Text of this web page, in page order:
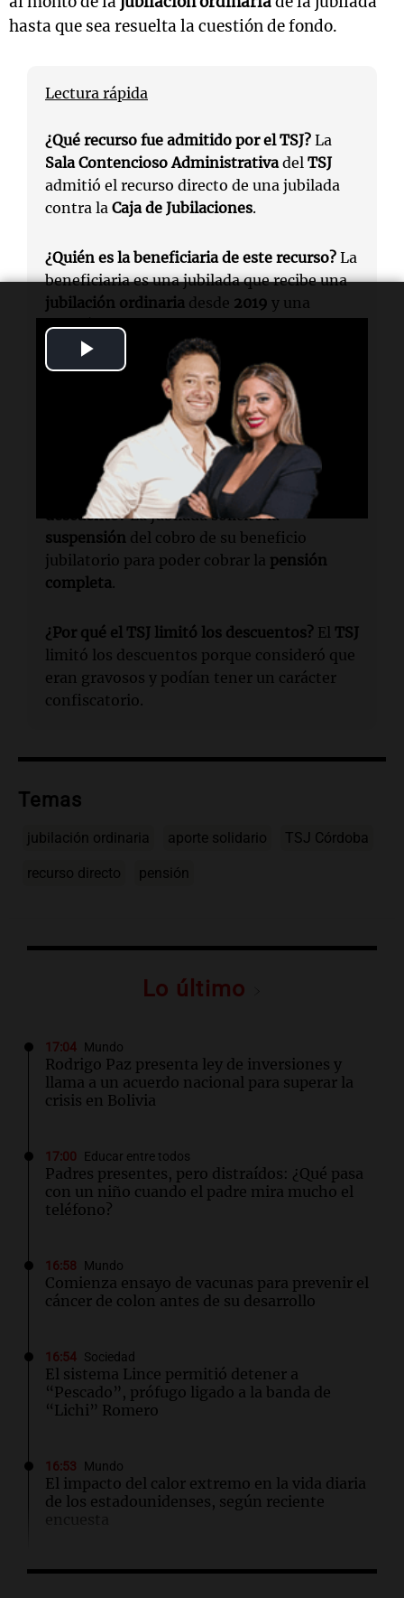
Video
hasta que sea resuelta la cuestión de fondo.
Lectura rápida
¿Qué recurso fue admitido por el TSJ? La
Sala Contencioso Administrativadel TSJ
admitió el recurso directo de una jubilada
contra la Caja de Jubilaciones.
¿Quién es la beneficiaria de este recurso? La
beneficiaria es una jubilada que recibe una
jubilación ordinaria desde 2019 y una
pensióndesde
¿Cuándo se aplicó el descuento del aporte
El descuento delaporte solidario
se aplicó sobre la suma total de los
beneficios de la jubilada.
¿Cómo reaccionó la jubilada ante el
descuento?La jubilada solicitó la
suspensión del cobro de su beneficio
jubilatorio para poder cobrar la pensión
completa.
¿Por qué el TSJ limitó los descuentos? El TSJ
limitó los descuentos porque consideró que
eran gravosos y podían tener un carácter
confiscatorio.
Temas
jubilación ordinaria aporte solidario TSJ Córdoba
recurso directo pensión
Lo último
17:04 Mundo
Rodrigo Paz presenta ley de inversiones y
llama a un acuerdo nacional para superar la
crisis en Bolivia
17:00 Educar entre todos
Padres presentes, pero distraídos: ¿Qué pasa
con un niño cuando el padre mira mucho el
teléfono?
16:58 Mundo
Comienza ensayo de vacunas para prevenir el
cáncer de colon antes de su desarrollo
16:54 Sociedad
El sistema Lince permitió detener a
“Pescado”, prófugo ligado a la banda de
“Lichi” Romero
16:53 Mundo
El impacto del calor extremo en la vida diaria
de los estadounidenses, según reciente
encuesta
16:52 Espectáculos